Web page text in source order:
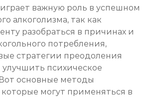
важную роль в успешном
алкоголизма, так как
разобраться в причинах и
потребления,
стратегии преодоления
психическое
основные методы
могут применяться в